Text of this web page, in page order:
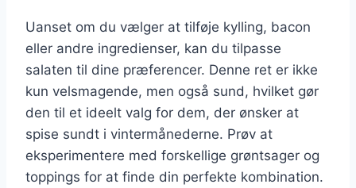
Uanset om du vælger at tilføje kylling, bacon
eller andre ingredienser, kan du tilpasse
salaten til dine præferencer. Denne ret er ikke
kun velsmagende, men også sund, hvilket gør
den til et ideelt valg for dem, der ønsker at
spise sundt i vintermånederne. Prøv at
eksperimentere med forskellige grøntsager og
toppings for at finde din perfekte kombination.